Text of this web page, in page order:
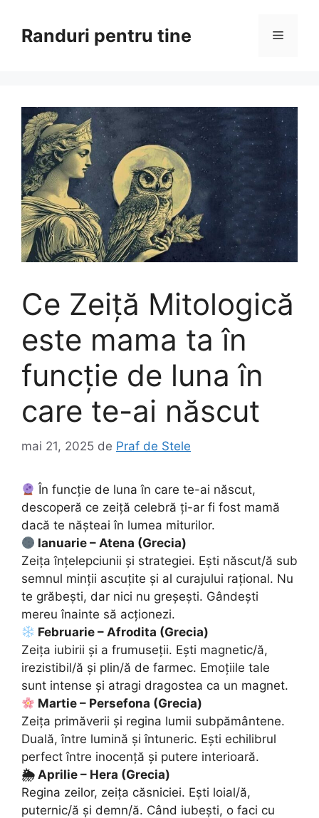
conținutRanduri pentru tine Meniu
Ce Zeiță Mitologică
este mama ta în
funcție de luna în
care te-ai născut
mai 21, 2025 de Praf de Stele
În funcție de luna în care te-ai născut,
descoperă ce zeiță celebră ți-ar fi fost mamă
dacă te nășteai în lumea miturilor.
Ianuarie – Atena (Grecia)
Zeița înțelepciunii și strategiei. Ești născut/ă sub
semnul minții ascuțite și al curajului rațional. Nu
te grăbești, dar nici nu greșești. Gândești
mereu înainte să acționezi.
Februarie – Afrodita (Grecia)
Zeița iubirii și a frumuseții. Ești magnetic/ă,
irezistibil/ă și plin/ă de farmec. Emoțiile tale
sunt intense și atragi dragostea ca un magnet.
Martie – Persefona (Grecia)
Zeița primăverii și regina lumii subpământene.
Duală, între lumină și întuneric. Ești echilibrul
perfect între inocență și putere interioară.
🌦 Aprilie – Hera (Grecia)
Regina zeilor, zeița căsniciei. Ești loial/ă,
puternic/ă și demn/ă. Când iubești, o faci cu